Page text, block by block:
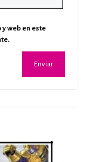
web en este